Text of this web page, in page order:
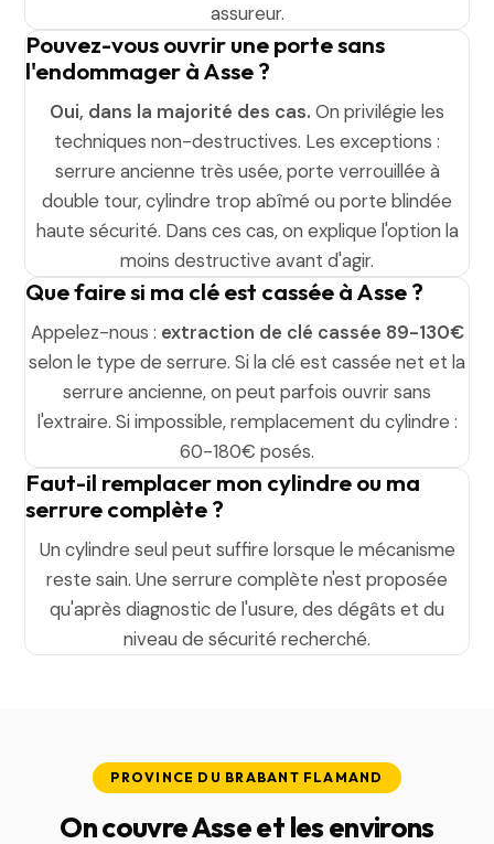
assureur.
Pouvez-vous ouvrir une porte sans
l'endommager à Asse ?
Oui, dans la majorité des cas. On privilégie les
techniques non-destructives. Les exceptions :
serrure ancienne très usée, porte verrouillée à
double tour, cylindre trop abîmé ou porte blindée
haute sécurité. Dans ces cas, on explique l'option la
moins destructive avant d'agir.
Que faire si ma clé est cassée à Asse ?
Appelez-nous : extraction de clé cassée 89-130€
selon le type de serrure. Si la clé est cassée net et la
serrure ancienne, on peut parfois ouvrir sans
l'extraire. Si impossible, remplacement du cylindre :
60-180€ posés.
Faut-il remplacer mon cylindre ou ma
serrure complète ?
Un cylindre seul peut suffire lorsque le mécanisme
reste sain. Une serrure complète n'est proposée
qu'après diagnostic de l'usure, des dégâts et du
niveau de sécurité recherché.
PROVINCE DU BRABANT FLAMAND
On couvre Asse et les environs